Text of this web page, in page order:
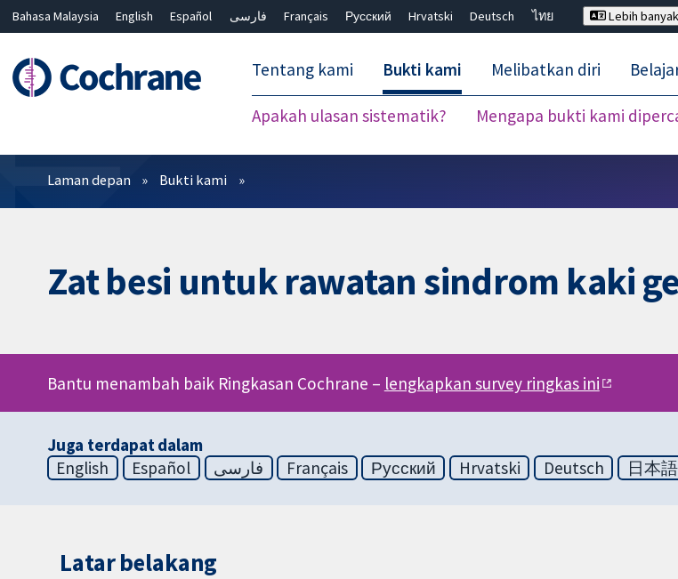
Bahasa Malaysia English Español فارسی Français Русский Hrvatski Deutsch
ไทย
Lebih
Tentang kami Bukti kami
Apakah ulasan sistematik? Mengapa bukti kami
Melibatkan diri
Penapis
Laman depan Bukti kami
Zat besi untuk rawatan sindrom kaki
Bantu menambah baik Ringkasan Cochrane – lengkapkan survey ringkas ini
Juga terdapat dalam
English
Español فارسی Français Русский Hrvatski Deutsch 日本語
Latar belakang